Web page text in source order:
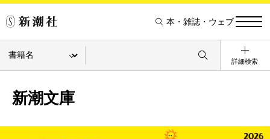
本・雑誌・ウェブ
詳細検索
新潮文庫